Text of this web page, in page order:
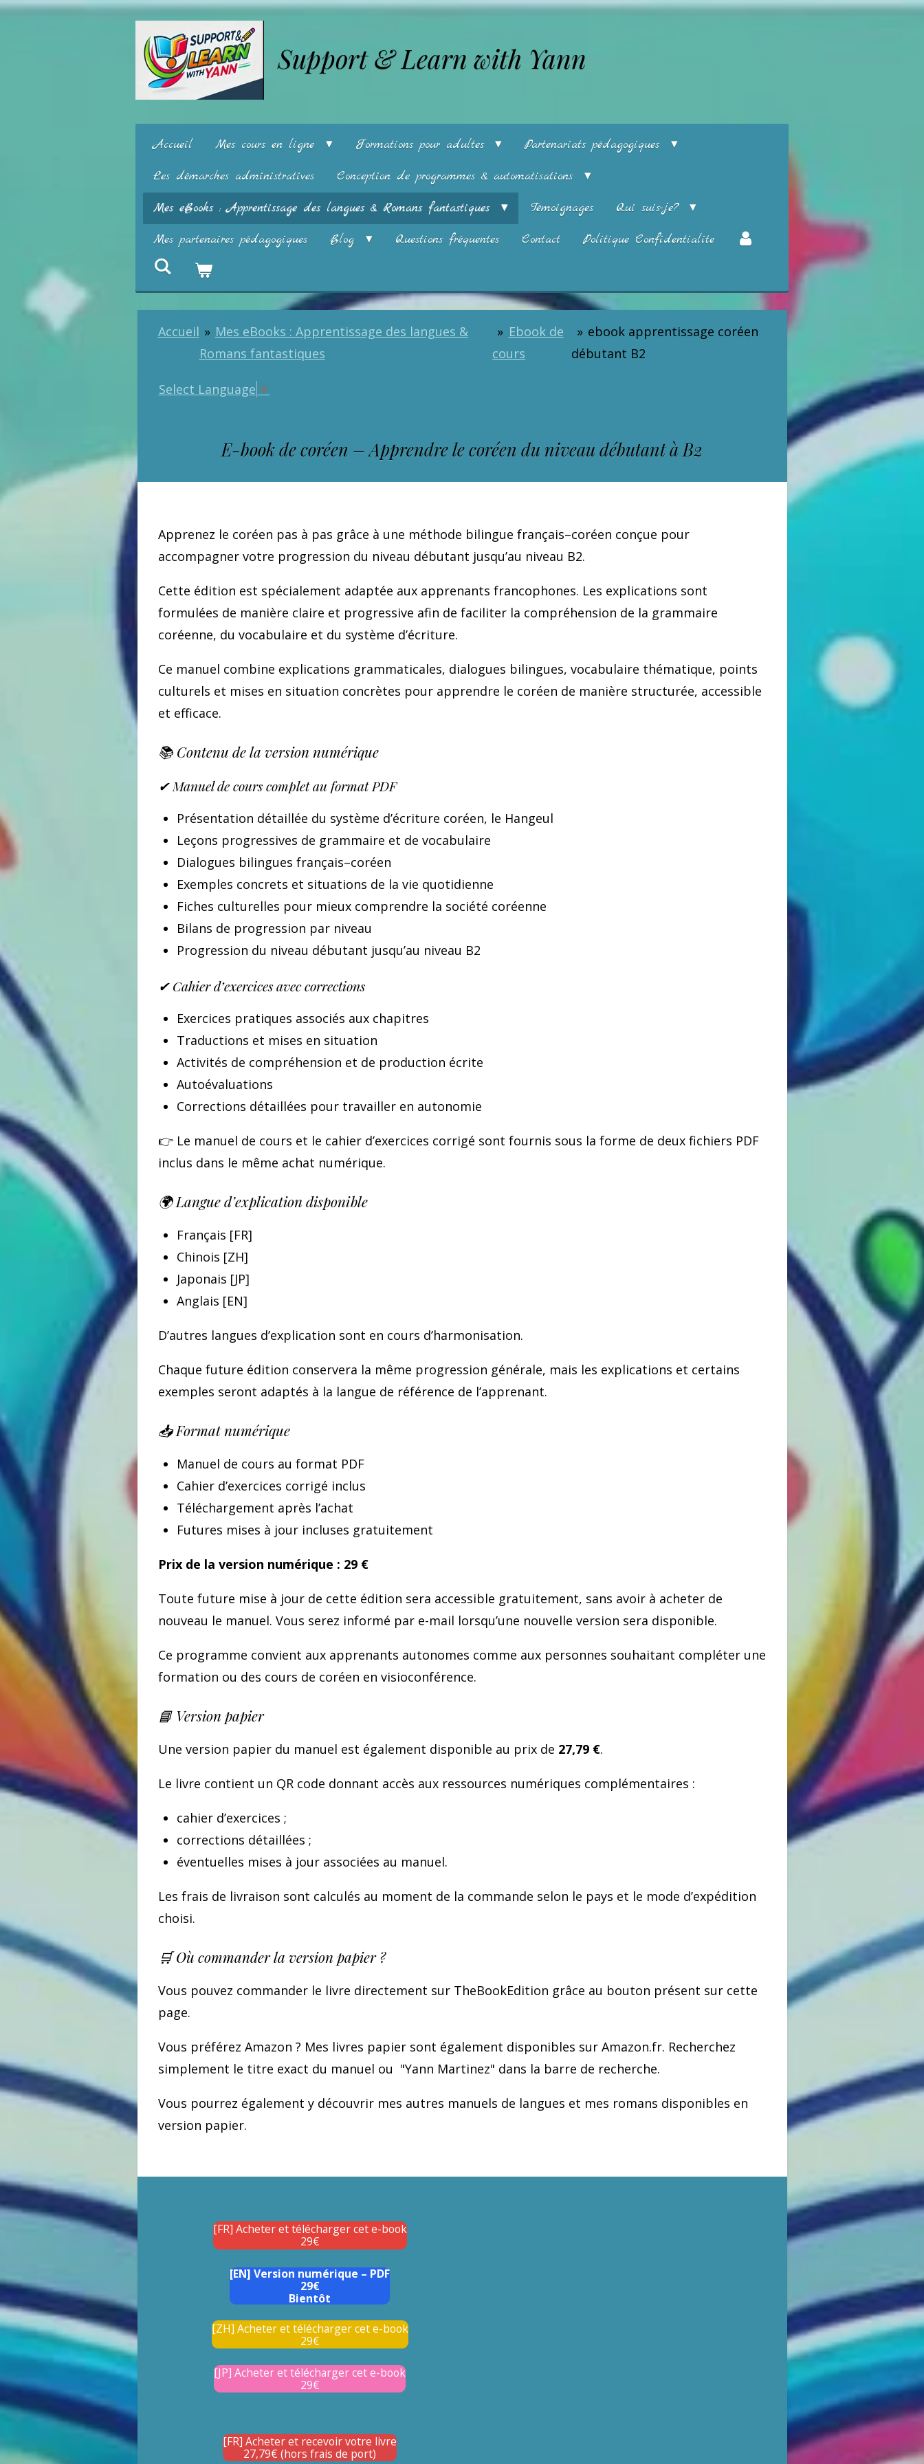
Support & Learn with Yann
Accueil Mes cours en ligne Formations pour adultes
Partenariats pédagogiques
Les démarches administratives
Conception de programmes & automatisations
Mes eBooks : Apprentissage des langues & Romans fantastiques
Témoignages
Qui suis-je?
Mes partenaires pédagogiques
Blog Questions fréquentes Contact Politique Confidentialite
Accueil » Mes eBooks : Apprentissage des langues &
Romans fantastiques
» Ebook de
cours
» ebook apprentissage coréen
débutant B2
Select Language ▼
E-book de coréen – Apprendre le coréen du niveau débutant à B2
Apprenez le coréen pas à pas grâce à une méthode bilingue français–coréen conçue pour
accompagner votre progression du niveau débutant jusqu’au niveau B2.
Cette édition est spécialement adaptée aux apprenants francophones. Les explications sont
formulées de manière claire et progressive afin de faciliter la compréhension de la grammaire
coréenne, du vocabulaire et du système d’écriture.
Ce manuel combine explications grammaticales, dialogues bilingues, vocabulaire thématique, points
culturels et mises en situation concrètes pour apprendre le coréen de manière structurée, accessible
et efficace.
📚 Contenu de la version numérique
✔ Manuel de cours complet au format PDF
Présentation détaillée du système d’écriture coréen, le Hangeul
Leçons progressives de grammaire et de vocabulaire
Dialogues bilingues français–coréen
Exemples concrets et situations de la vie quotidienne
Fiches culturelles pour mieux comprendre la société coréenne
Bilans de progression par niveau
Progression du niveau débutant jusqu’au niveau B2
✔ Cahier d’exercices avec corrections
Exercices pratiques associés aux chapitres
Traductions et mises en situation
Activités de compréhension et de production écrite
Autoévaluations
Corrections détaillées pour travailler en autonomie
👉 Le manuel de cours et le cahier d’exercices corrigé sont fournis sous la forme de deux fichiers PDF
inclus dans le même achat numérique.
🌍 Langue d’explication disponible
Français [FR]
Chinois [ZH]
Japonais [JP]
Anglais [EN]
D’autres langues d’explication sont en cours d’harmonisation.
Chaque future édition conservera la même progression générale, mais les explications et certains
exemples seront adaptés à la langue de référence de l’apprenant.
📥 Format numérique
Manuel de cours au format PDF
Cahier d’exercices corrigé inclus
Téléchargement après l’achat
Futures mises à jour incluses gratuitement
Prix de la version numérique : 29 €
Toute future mise à jour de cette édition sera accessible gratuitement, sans avoir à acheter de
nouveau le manuel. Vous serez informé par e-mail lorsqu’une nouvelle version sera disponible.
Ce programme convient aux apprenants autonomes comme aux personnes souhaitant compléter une
formation ou des cours de coréen en visioconférence.
📘 Version papier
Une version papier du manuel est également disponible au prix de 27,79 €.
Le livre contient un QR code donnant accès aux ressources numériques complémentaires :
cahier d’exercices ;
corrections détaillées ;
éventuelles mises à jour associées au manuel.
Les frais de livraison sont calculés au moment de la commande selon le pays et le mode d’expédition
choisi.
🛒 Où commander la version papier ?
Vous pouvez commander le livre directement sur TheBookEdition grâce au bouton présent sur cette
page.
Vous préférez Amazon ? Mes livres papier sont également disponibles sur Amazon.fr. Recherchez
simplement le titre exact du manuel ou "Yann Martinez" dans la barre de recherche.
Vous pourrez également y découvrir mes autres manuels de langues et mes romans disponibles en
version papier.
[FR] Acheter et télécharger cet e-book
29€
[EN] Version numérique – PDF
29€
Bientôt
[ZH] Acheter et télécharger cet e-book
29€
[JP] Acheter et télécharger cet e-book
29€
[FR] Acheter et recevoir votre livre
27,79€ (hors frais de port)